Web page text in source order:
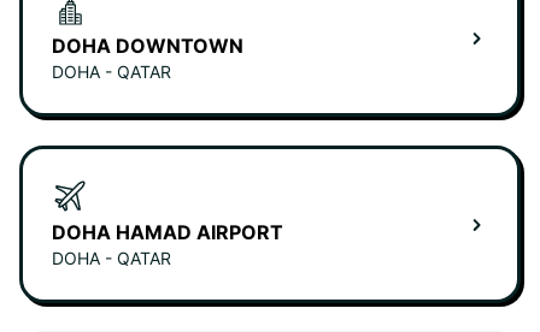
DOHA DOWNTOWN
DOHA - QATAR
DOHA HAMAD AIRPORT
DOHA - QATAR